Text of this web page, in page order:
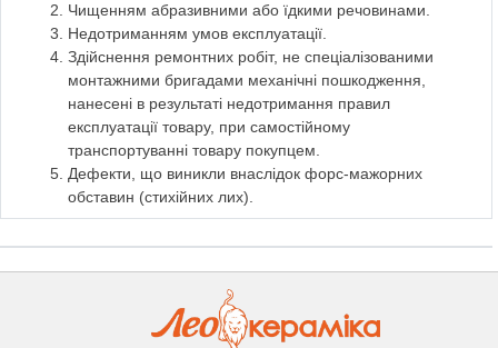
Чищенням абразивними або їдкими речовинами.
Недотриманням умов експлуатації.
Здійснення ремонтних робіт, не спеціалізованими
монтажними бригадами механічні пошкодження,
нанесені в результаті недотримання правил
експлуатації товару, при самостійному
транспортуванні товару покупцем.
Дефекти, що виникли внаслідок форс-мажорних
обставин (стихійних лих).